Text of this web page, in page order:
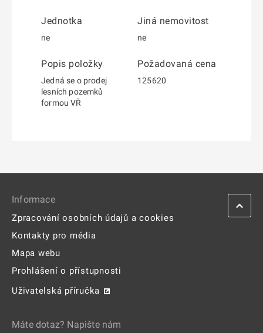
Jednotka
ne
Jiná nemovitost
ne
Popis položky
Jedná se o prodej
lesních pozemků
formou VŘ
Požadovaná cena
125620
Informace
Zpracování osobních údajů a cookies
Kontakty pro média
Mapa webu
Prohlášení o přístupnosti
Uživatelská příručka
Máte dotaz? Napište nám